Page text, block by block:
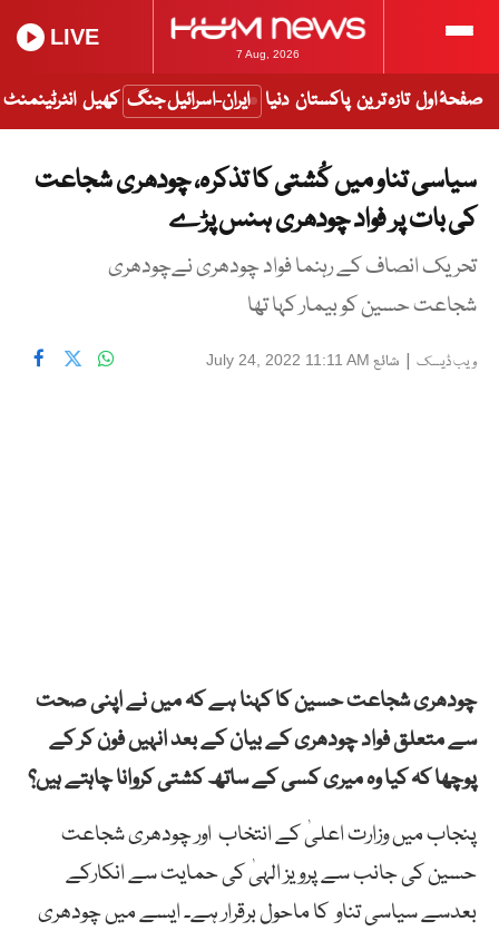
7 Aug, 2026
LIVE
صفحۂ اول تازہ ترین پاکستان دنیا ایران-اسرائیل جنگ کھیل انٹرٹینمنٹ
سیاسی تناو میں کُشتی کا تذکرہ، چودھری شجاعت
کی بات پر فواد چودھری ہنس پڑے
تحریک انصاف کے رہنما فواد چودھری نےچودھری
شجاعت حسین کو بیمار کہا تھا
ویب ڈیسک | شائع July 24, 2022 11:11 AM
چودھری شجاعت حسین کا کہنا ہے کہ میںنے اپنی صحت
سے متعلق فواد چودھری کے بیان کے بعد انہیں فون کر کے
پوچھا کہ کیا وہ میری کسی کے ساتھ کشتی کروانا چاہتے ہیں؟
پنجاب میں وزارت اعلیٰ کے انتخاب اور چودھری شجاعت
حسین کی جانب سے پرویز الہیٰ کی حمایت سے انکارکے
بعدسے سیاسی تناو کا ماحول برقرار ہے۔ ایسے میں چودھری